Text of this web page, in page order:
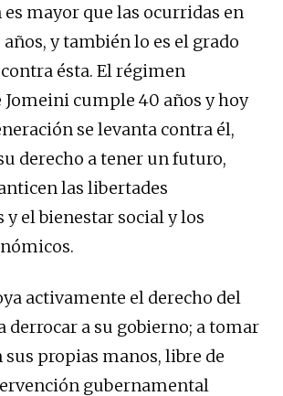
mayor que las ocurridas en
y también lo es el grado
ésta. El régimen
cumple 40 años y hoy
se levanta contra él,
derecho a tener un futuro,
las libertades
y el bienestar social y los
activamente el derecho del
derrocar a su gobierno; a tomar
sus propias manos, libre de
gubernamental